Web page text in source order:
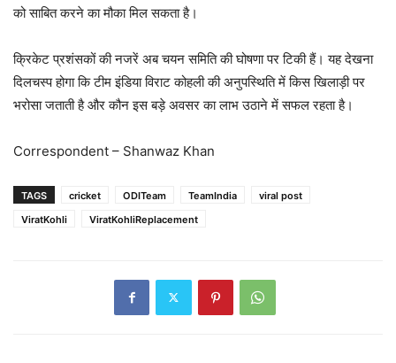
को साबित करने का मौका मिल सकता है।
क्रिकेट प्रशंसकों की नजरें अब चयन समिति की घोषणा पर टिकी हैं। यह देखना
दिलचस्प होगा कि टीम इंडिया विराट कोहली की अनुपस्थिति में किस खिलाड़ी पर
भरोसा जताती है और कौन इस बड़े अवसर का लाभ उठाने में सफल रहता है।
Correspondent – Shanwaz Khan
TAGS cricket ODITeam TeamIndia
viral post
ViratKohli
ViratKohliReplacement